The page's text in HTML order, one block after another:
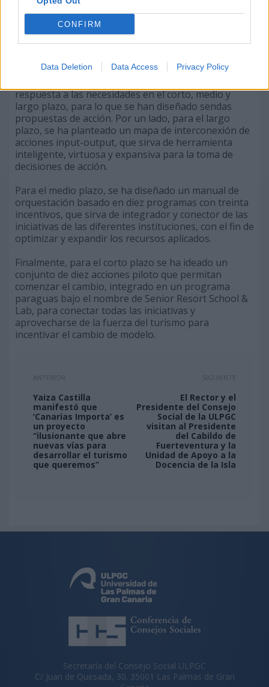
CONFIRM
Data Deletion Data Access Privacy Policy
respuesta a las necesidades en el corto, medio y
largo plazo, para lo que se han diseñado sendas
propuestas de acción. Por un lado, para el largo
plazo, se ha planteado un mapa de interconexión de
acciones input-output, que sirva de herramienta
inteligente, virtuosa y expansiva para la toma de
decisiones de acción.
Para el medio plazo, se ha diseñado un manual de
orquestación basado en diez programas con treinta
incentivos, que sirva de integrador y conector de las
iniciativas de las diferentes instituciones, con el fin de
optimizar y expandir los recursos aplicados.
Finalmente, para el corto plazo se ha ideado un
conjunto de diez acciones piloto que permitan
comenzar el cambio, integrado en un programa
paraguas bajo el nombre de Senior Resort School &
Lab, para conectar todas las iniciativas y
aprovecharse de la fuerza del turismo para
incentivar el cambio de modelo.
ANTERIOR
Yaiza Castilla
manifestó que
‘Canarias Importa’ es
un proyecto
“ilusionante que abre
nuevas vías para
desarrollar el turismo
que queremos”
SIGUIENTE
El Rector y el
Presidente del Consejo
Social de la ULPGC
visitan al Presidente
del Cabildo de
Fuerteventura y la
Unidad de Apoyo a la
Docencia de la Isla
Secretaría del Consejo Social ULPGC
C/ Juan de Quesada, 30. 35001 Las Palmas de Gran